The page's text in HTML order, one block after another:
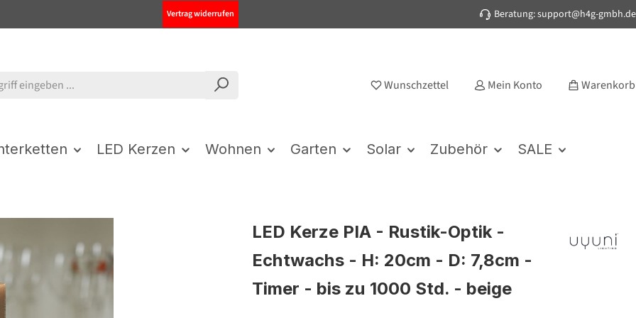
Vertrag widerrufen Beratung: support@h4g-gmbh.de
Wunschzettel Mein Konto Warenkorb
LED Kerzen Wohnen Garten Solar Zubehör SALE
LED Kerze PIA - Rustik-Optik -
Echtwachs - H: 20cm - D: 7,8cm -
Timer - bis zu 1000 Std. - beige